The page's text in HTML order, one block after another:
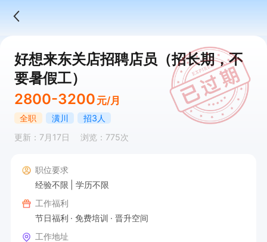
好想来东关店招聘店员（招长期，不
要暑假工）
2800-3200 元/月
全职 潢川
招3人
更新：7月17日
浏览：775次
职位要求
经验不限
学历不限
工作福利
节日福利
免费培训
晋升空间
工作地址